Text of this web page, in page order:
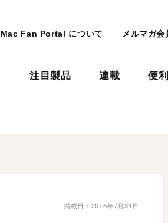
Mac Fan Portal について メルマガ会
注目製品 連載 便
掲載日： 2016年7月31日